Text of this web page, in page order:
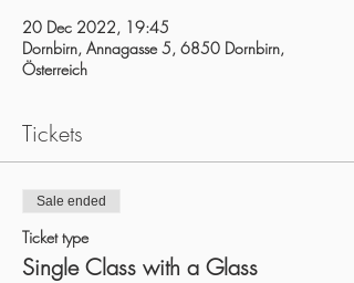
20 Dec 2022, 19:45
Dornbirn, Annagasse 5, 6850 Dornbirn,
Österreich
Tickets
Sale ended
Ticket type
Single Class with a Glass